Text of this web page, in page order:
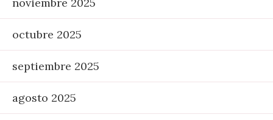
octubre 2025
septiembre 2025
agosto 2025